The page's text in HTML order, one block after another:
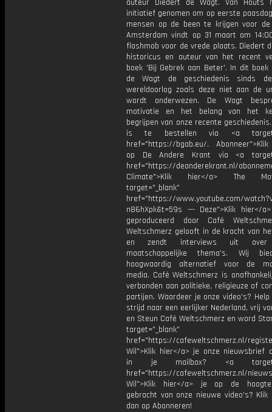
auteur Diedert de Wagt. Van Houts
initiatief genomen om op eerste
mensen op de been te krijgen voor
Amsterdam vindt op 31 maart om
flashmob voor de vrede plaats. Diedert
historicus en auteur van het recent
boek 'Bij Gebrek aan Beter'. In dit
de Wagt de geschiedenis sinds
wereldoorlog zoals deze niet aan de
wordt onderwezen. De Wagt
motivatie en het belang van het
begrijpen van onze recente
is te bestellen via <a
href="https://bgab.eu/.
op De Andere Krant via <a
href="https://deanderekrant.nl/
Climate">Klik hier</a> The
target="_blank"
href="https://www.youtube.com/
n86hXpk&t=59s --- Deze">Klik hier</
geproduceerd door Café
Weltschmerz gelooft in de kracht van
en zendt interviews uit over
maatschappelijke thema's. Wij
hoogwaardig alternatief voor de
media. Café Weltschmerz is
verbonden aan politieke, religieuze of
partijen. Waardeer je onze video's?
strijd naar een eerlijker Nederland, vrij
en Steun Café Weltschmerz en word
target="_blank"
href="https://cafeweltschmerz.nl/
Wil">Klik hier</a> je onze nieuwsbrief
in je mailbox? <a
href="https://cafeweltschmerz.nl/
Wil">Klik hier</a> je op de
gebracht van onze nieuwe video's? Klik
dan op Abonneren!